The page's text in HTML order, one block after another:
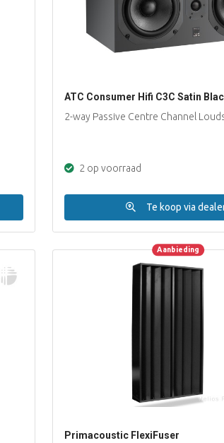
ATC Consumer Hifi C3C Satin
2-way Passive Centre Channel
2 op voorraad
Te koop via
Aanbieding
Primacoustic FlexiFuser